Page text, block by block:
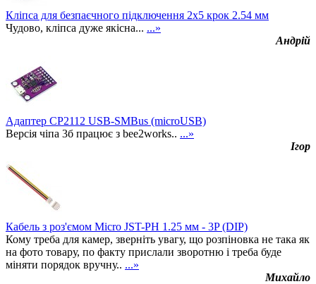
Кліпса для безпаєчного підключення 2х5 крок 2.54 мм
Чудово, кліпса дуже якісна... ...»
Андрій
Адаптер CP2112 USB-SMBus (microUSB)
Версія чіпа 3б працює з bee2works.. ...»
Ігор
Кабель з роз'ємом Micro JST-PH 1.25 мм - 3P (DIP)
Кому треба для камер, зверніть увагу, що розпіновка не така як
на фото товару, по факту прислали зворотню і треба буде
міняти порядок вручну.. ...»
Михайло